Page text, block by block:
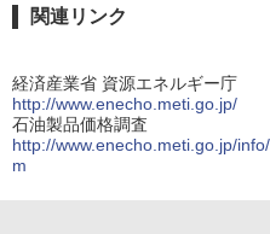
関連リンク
経済産業省 資源エネルギー庁
http://www.enecho.meti.go.jp/
石油製品価格調査
http://www.enecho.meti.go.jp/
m